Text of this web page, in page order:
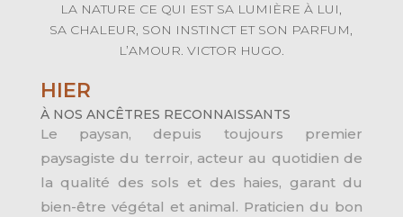
LA NATURE CE QUI EST SA LUMIÈRE À LUI,
SA CHALEUR, SON INSTINCT ET SON PARFUM,
L’AMOUR. VICTOR HUGO.
HIER
À NOS ANCÊTRES RECONNAISSANTS
Le paysan, depuis toujours premier
paysagiste du terroir, acteur au quotidien de
la qualité des sols et des haies, garant du
bien-être végétal et animal. Praticien du bon